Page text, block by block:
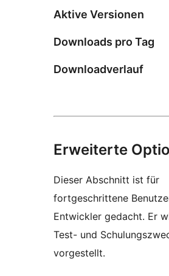
Aktive Versionen
Downloads pro Tag
Downloadverlauf
Erweiterte
Dieser Abschnitt ist für
fortgeschrittene
Entwickler gedacht. Er
Test- und
vorgestellt.